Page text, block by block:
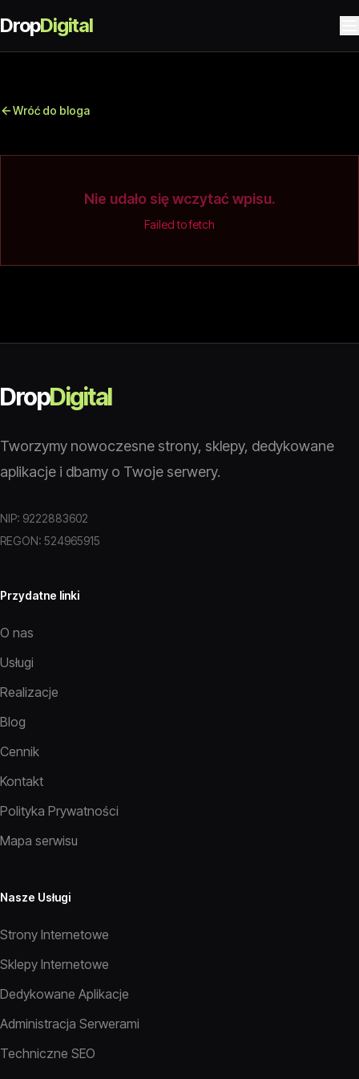
DropDigital
Wróć do bloga
Nie udało się wczytać wpisu.
Failed to fetch
DropDigital
Tworzymy nowoczesne strony, sklepy, dedykowane
aplikacje i dbamy o Twoje serwery.
NIP: 9222883602
REGON: 524965915
Przydatne linki
O nas
Usługi
Realizacje
Blog
Cennik
Kontakt
Polityka Prywatności
Mapa serwisu
Nasze Usługi
Strony Internetowe
Sklepy Internetowe
Dedykowane Aplikacje
Administracja Serwerami
Techniczne SEO